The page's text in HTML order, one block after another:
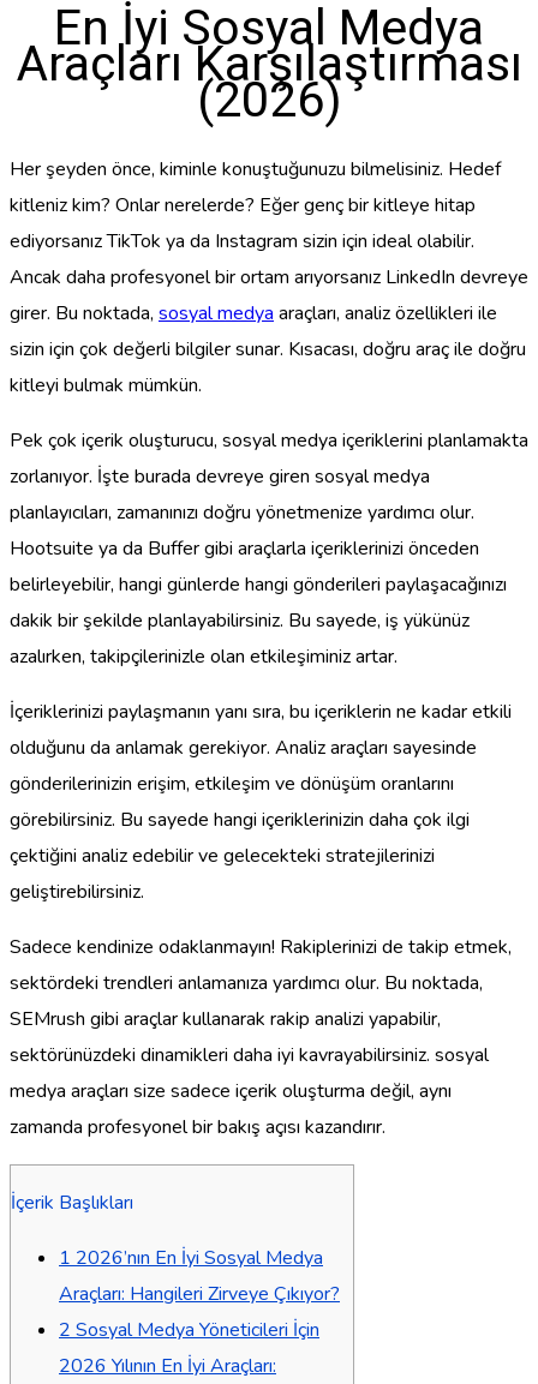
En İyi Sosyal Medya
Araçları Karşılaştırması
(2026)
Her şeyden önce, kiminle konuştuğunuzu bilmelisiniz. Hedef
kitleniz kim? Onlar nerelerde? Eğer genç bir kitleye hitap
ediyorsanız TikTok ya da Instagram sizin için ideal olabilir.
Ancak daha profesyonel bir ortam arıyorsanız LinkedIn devreye
girer. Bu noktada, sosyal medya araçları, analiz özellikleri ile
sizin için çok değerli bilgiler sunar. Kısacası, doğru araç ile doğru
kitleyi bulmak mümkün.
Pek çok içerik oluşturucu, sosyal medya içeriklerini planlamakta
zorlanıyor. İşte burada devreye giren sosyal medya
planlayıcıları, zamanınızı doğru yönetmenize yardımcı olur.
Hootsuite ya da Buffer gibi araçlarla içeriklerinizi önceden
belirleyebilir, hangi günlerde hangi gönderileri paylaşacağınızı
dakik bir şekilde planlayabilirsiniz. Bu sayede, iş yükünüz
azalırken, takipçilerinizle olan etkileşiminiz artar.
İçeriklerinizi paylaşmanın yanı sıra, bu içeriklerin ne kadar etkili
olduğunu da anlamak gerekiyor. Analiz araçları sayesinde
gönderilerinizin erişim, etkileşim ve dönüşüm oranlarını
görebilirsiniz. Bu sayede hangi içeriklerinizin daha çok ilgi
çektiğini analiz edebilir ve gelecekteki stratejilerinizi
geliştirebilirsiniz.
Sadece kendinize odaklanmayın! Rakiplerinizi de takip etmek,
sektördeki trendleri anlamanıza yardımcı olur. Bu noktada,
SEMrush gibi araçlar kullanarak rakip analizi yapabilir,
sektörünüzdeki dinamikleri daha iyi kavrayabilirsiniz. sosyal
medya araçları size sadece içerik oluşturma değil, aynı
zamanda profesyonel bir bakış açısı kazandırır.
İçerik Başlıkları
1 2026’nın En İyi Sosyal Medya
Araçları: Hangileri Zirveye Çıkıyor?
2 Sosyal Medya Yöneticileri İçin
2026 Yılının En İyi Araçları: